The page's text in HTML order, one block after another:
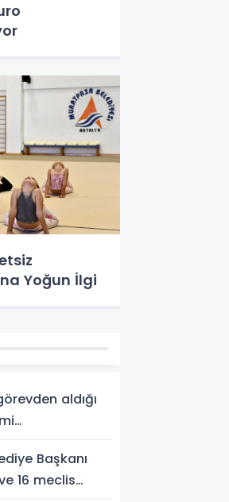
Yoğun İlgi
aldığı
atadı!
Başkanı
16 meclis